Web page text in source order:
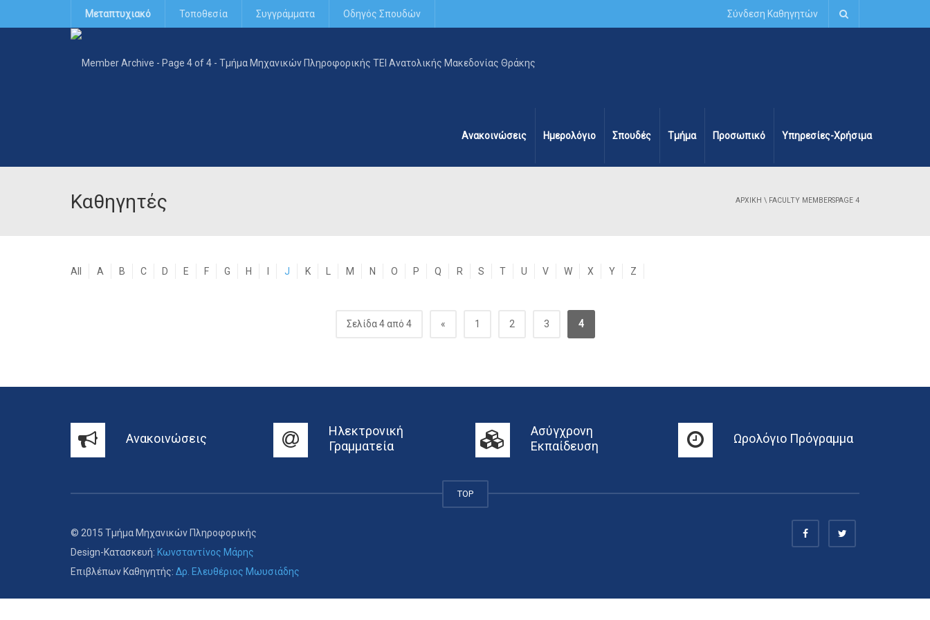
Μεταπτυχιακό Τοποθεσία Συγγράμματα Οδηγός Σπουδών Σύνδεση Καθηγητών
Ανακοινώσεις Ημερολόγιο Σπουδές Τμήμα Προσωπικό Υπηρεσίες-Χρήσιμα
Καθηγητές ΑΡΧΙΚΉ \ FACULTY MEMBERSPAGE 4
All A B C D E F G H J K L M N O P Q R S T U V W X Y Z
Σελίδα 4 από 4 « 1 2 3 4
Ανακοινώσεις
Ηλεκτρονική
Γραμματεία
Ασύγχρονη
Εκπαίδευση
Ωρολόγιο Πρόγραμμα
TOP
© 2015 Τμήμα Μηχανικών Πληροφορικής
Design-Κατασκευή: Κωνσταντίνος Μάρης
Επιβλέπων Καθηγητής: Δρ. Ελευθέριος Μωυσιάδης